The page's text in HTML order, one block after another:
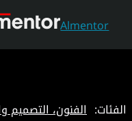
Almentor
الفئات: الفنون، التصميم